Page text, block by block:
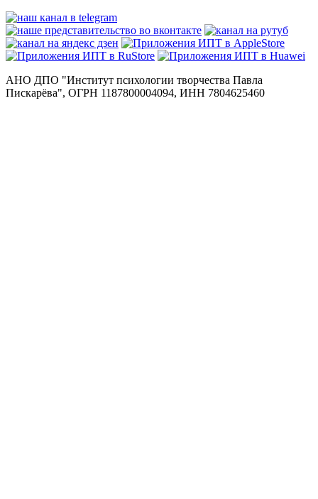
АНО ДПО "Институт психологии творчества Павла
Пискарёва", ОГРН 1187800004094, ИНН 7804625460